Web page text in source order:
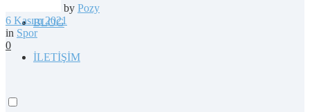
BLOG
İLETİŞİM
by Pozy
6 Kasım 2021
in Spor
0